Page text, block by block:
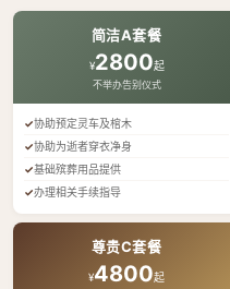
简洁A套餐
¥2800起
不举办告别仪式
协助预定灵车及棺木
协助为逝者穿衣净身
基础殡葬用品提供
办理相关手续指导
尊贵C套餐
¥4800起